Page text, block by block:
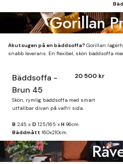
Gorillan
Akutsugen på en bäddsoffa? Gorillan
snabb leverans. En flexibel, skön bäddsoffa
Finns i lager
Bäddsoffa -
Brun 45
20 500 kr
Skön, rymlig bäddsoffa med smart
utfällbar divan på valfri sida.
B 245 x D 125/165 xH 96cm.
Bäddmått 160x210cm.